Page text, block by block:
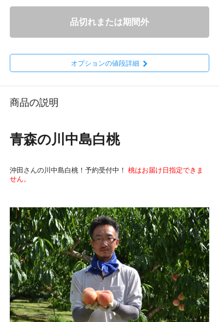
品切れまたは期間外
オプションの値段詳細
商品の説明
青森の川中島白桃
沖田さんの川中島白桃！予約受付中！ 桃はお届け日指定できま
せん。